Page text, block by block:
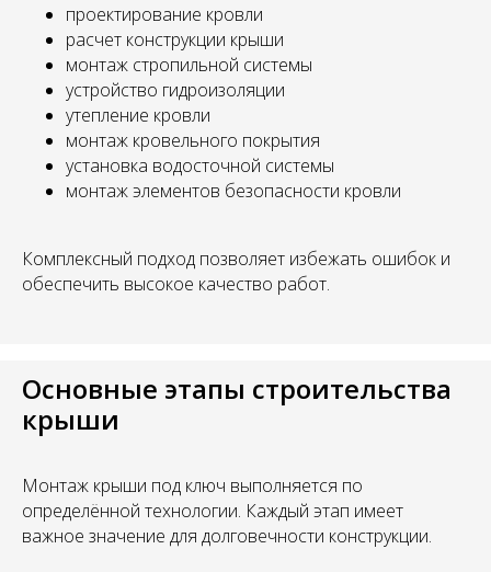
проектирование кровли
расчет конструкции крыши
монтаж стропильной системы
устройство гидроизоляции
утепление кровли
монтаж кровельного покрытия
установка водосточной системы
монтаж элементов безопасности кровли
Комплексный подход позволяет избежать ошибок и
обеспечить высокое качество работ.
Основные этапы строительства
крыши
Монтаж крыши под ключ выполняется по
определённой технологии. Каждый этап имеет
важное значение для долговечности конструкции.